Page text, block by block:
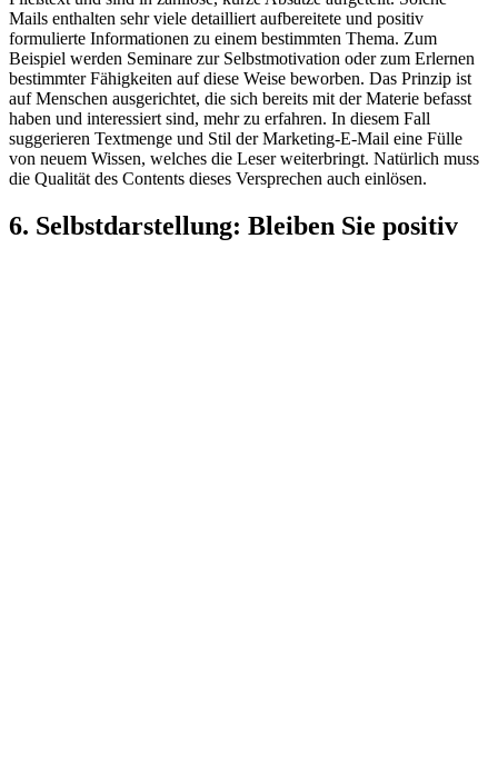
Mails enthalten sehr viele detailliert aufbereitete und positiv
formulierte Informationen zu einem bestimmten Thema. Zum
Beispiel werden Seminare zur Selbstmotivation oder zum Erlernen
bestimmter Fähigkeiten auf diese Weise beworben. Das Prinzip ist
auf Menschen ausgerichtet, die sich bereits mit der Materie befasst
haben und interessiert sind, mehr zu erfahren. In diesem Fall
suggerieren Textmenge und Stil der Marketing-E-Mail eine Fülle
von neuem Wissen, welches die Leser weiterbringt. Natürlich muss
die Qualität des Contents dieses Versprechen auch einlösen.
6. Selbstdarstellung: Bleiben Sie positiv